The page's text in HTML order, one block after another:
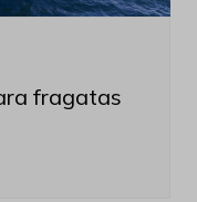
fragatas